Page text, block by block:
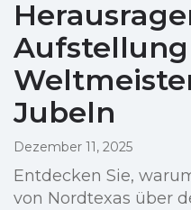
Aufstellung
Jubeln
Dezember 11, 2025
Entdecken Sie,
von Nordtexas über